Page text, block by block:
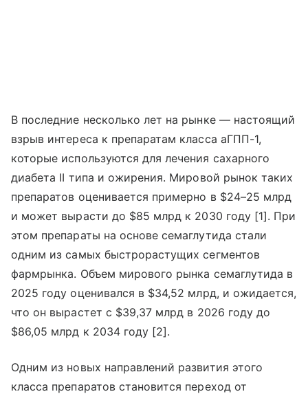
В последние несколько лет на рынке — настоящий
взрыв интереса к препаратам класса аГПП-1,
которые используются для лечения сахарного
диабета II типа и ожирения. Мировой рынок таких
препаратов оценивается примерно в $24–25 млрд
и может вырасти до $85 млрд к 2030 году [1]. При
этом препараты на основе семаглутида стали
одним из самых быстрорастущих сегментов
фармрынка. Объем мирового рынка семаглутида в
2025 году оценивался в $34,52 млрд, и ожидается,
что он вырастет с $39,37 млрд в 2026 году до
$86,05 млрд к 2034 году [2].
Одним из новых направлений развития этого
класса препаратов становится переход от